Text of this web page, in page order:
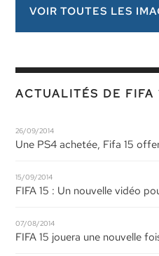
VOIR TOUTES LES
ACTUALITÉS DE FIFA
26/09/2014
Une PS4 achetée, Fifa 15
15/09/2014
FIFA 15 : Un nouvelle vidéo
07/08/2014
FIFA 15 jouera une nouvelle